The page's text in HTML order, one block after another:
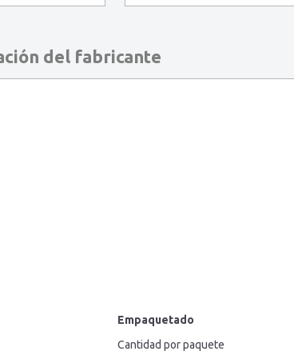
del fabricante
Empaquetado
Cantidad por paquete